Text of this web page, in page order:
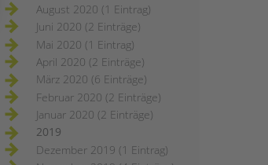
August 2020 (1 Eintrag)
Juni 2020 (2 Einträge)
Mai 2020 (1 Eintrag)
April 2020 (2 Einträge)
März 2020 (6 Einträge)
Februar 2020 (2 Einträge)
Januar 2020 (2 Einträge)
2019
Dezember 2019 (1 Eintrag)